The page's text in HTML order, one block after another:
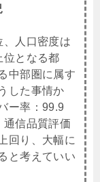
、人口密度は
位となる都
中部圏に属す
した事情か
ー率：99.9
信品質評価
回り、大幅に
と考えていい